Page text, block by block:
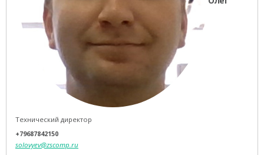
Технический директор
+79687842150
solovyev@zscomp.ru